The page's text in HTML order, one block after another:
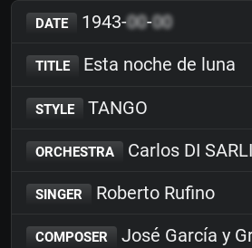
DATE 1943-00-00
TITLE Esta noche de luna
STYLE TANGO
ORCHESTRA Carlos DI SARLI
SINGER Roberto Rufino
COMPOSER José García y